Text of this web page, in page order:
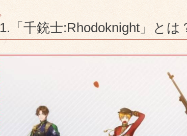
1.「千銃士:Rhodoknight」とは